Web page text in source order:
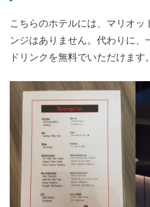
こちらのホテルには、マリオッ
ンジはありません。代わりに
ドリンクを無料でいただけます。